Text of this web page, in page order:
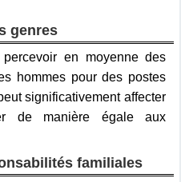
genres
en moyenne des
hommes pour des postes
significativement affecter
de manière égale aux
familiales